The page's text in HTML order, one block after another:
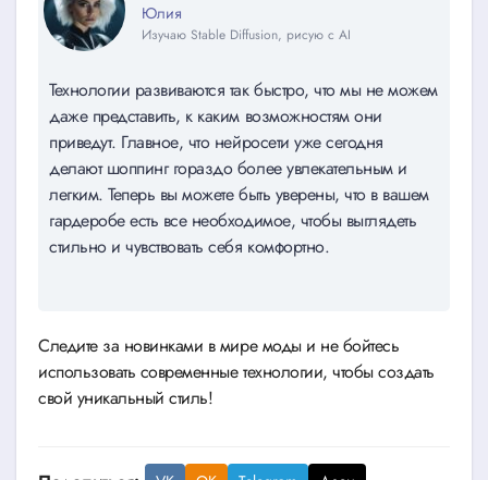
Юлия
Изучаю Stable Diffusion, рисую с AI
Технологии развиваются так быстро, что мы не можем
даже представить, к каким возможностям они
приведут. Главное, что нейросети уже сегодня
делают шоппинг гораздо более увлекательным и
легким. Теперь вы можете быть уверены, что в вашем
гардеробе есть все необходимое, чтобы выглядеть
стильно и чувствовать себя комфортно.
Следите за новинками в мире моды и не бойтесь
использовать современные технологии, чтобы создать
свой уникальный стиль!